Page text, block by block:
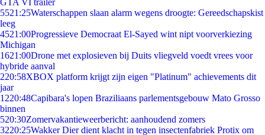
GTA VI trailer
5521:25Waterschappen slaan alarm wegens droogte: Gereedschapskist
leeg
4521:00Progressieve Democraat El-Sayed wint nipt voorverkiezing
Michigan
1621:00Drone met explosieven bij Duits vliegveld voedt vrees voor
hybride aanval
220:58XBOX platform krijgt zijn eigen "Platinum" achievements dit
jaar
1220:48Capibara's lopen Braziliaans parlementsgebouw Mato Grosso
binnen
520:30Zomervakantieweerbericht: aanhoudend zomers
3220:25Wakker Dier dient klacht in tegen insectenfabriek Protix om